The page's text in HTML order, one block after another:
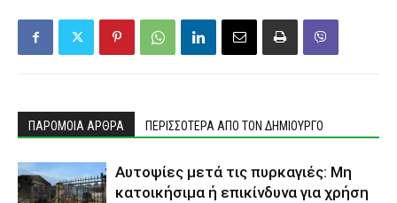
ΠΑΡΟΜΟΙΑ ΑΡΘΡΑ ΠΕΡΙΣΣΟΤΕΡΑ ΑΠΟ ΤΟΝ ΔΗΜΙΟΥΡΓΟ
Αυτοψίες μετά τις πυρκαγιές: Μη
κατοικήσιμα ή επικίνδυνα για χρήση